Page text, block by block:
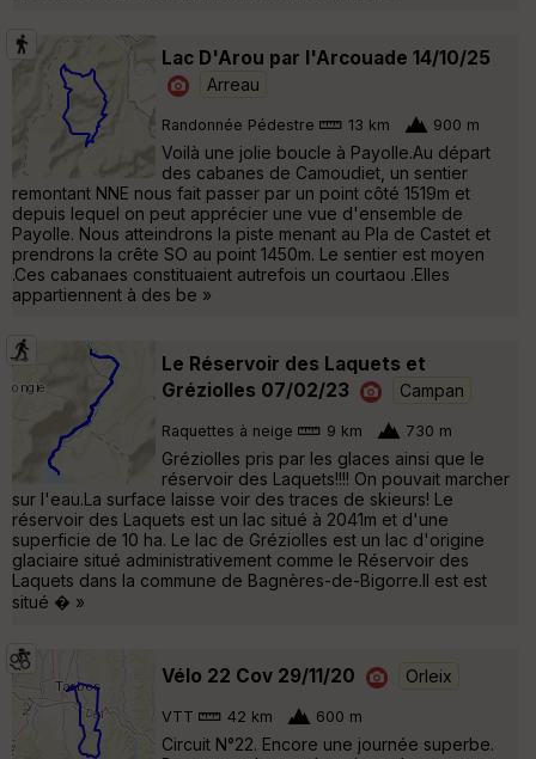
Lac D'Arou par l'Arcouade 14/10/25
Arreau
Randonnée Pédestre 13 km 900 m
Voilà une jolie boucle à Payolle.Au départ
des cabanes de Camoudiet, un sentier
remontant NNE nous fait passer par un point côté 1519m et
depuis lequel on peut apprécier une vue d'ensemble de
Payolle. Nous atteindrons la piste menant au Pla de Castet et
prendrons la crête SO au point 1450m. Le sentier est moyen
.Ces cabanaes constituaient autrefois un courtaou .Elles
appartiennent à des be »
Le Réservoir des Laquets et
Gréziolles 07/02/23
Campan
Raquettes à neige 9 km 730 m
Gréziolles pris par les glaces ainsi que le
réservoir des Laquets!!!! On pouvait marcher
sur l'eau.La surface laisse voir des traces de skieurs! Le
réservoir des Laquets est un lac situé à 2041m et d'une
superficie de 10 ha. Le lac de Gréziolles est un lac d'origine
glaciaire situé administrativement comme le Réservoir des
Laquets dans la commune de Bagnères-de-Bigorre.Il est est
situé � »
Vélo 22 Cov 29/11/20 Orleix
VTT 42 km 600 m
Circuit N°22. Encore une journée superbe.